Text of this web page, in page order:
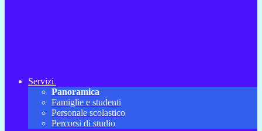
Servizi
Panoramica
Famiglie e studenti
Personale scolastico
Percorsi di studio